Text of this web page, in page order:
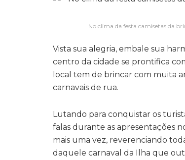
No clima da festa camisetas da
Vista sua alegria, embale sua
centro da cidade se prontifica
local tem de brincar com muita
carnavais de rua.
Lutando para conquistar os
falas durante as apresentações
mais uma vez, reverenciando
daquele carnaval da Ilha que